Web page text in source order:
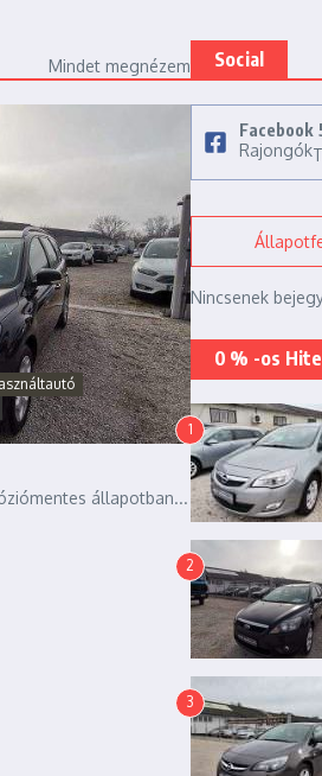
Mindet megnézem
állapotban...
Social
Facebook
Rajongók
Nincsenek
0 % -os Hitel
1
2
3